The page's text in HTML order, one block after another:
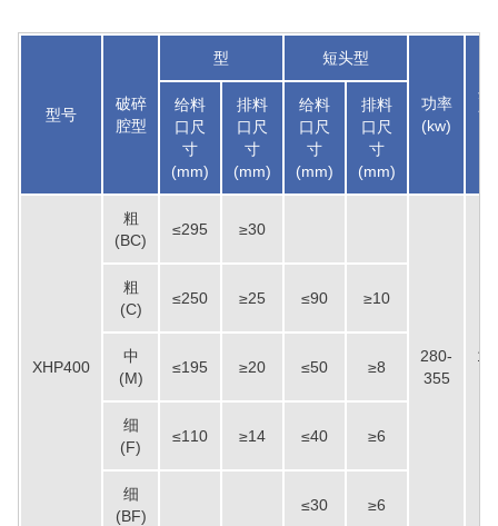
型号
破碎
腔型
型 短头型
功率
(kw)
生
能
给料
口尺
寸
(mm)
排料
口尺
寸
(mm)
给料
口尺
寸
(mm)
排料
口尺
寸
(mm)
XHP400
粗
(BC)
≤295 ≥30
280-
355
粗
(C)
≤250 ≥25 ≤90 ≥10
中
(M)
≤195 ≥20 ≤50 ≥8
细
(F)
≤110 ≥14 ≤40 ≥6
细
(BF)
≤30 ≥6